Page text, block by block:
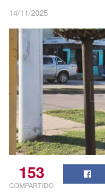
14/11/2025
153
COMPARTIDO